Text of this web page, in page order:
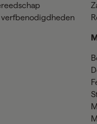
verfbenodigdheden